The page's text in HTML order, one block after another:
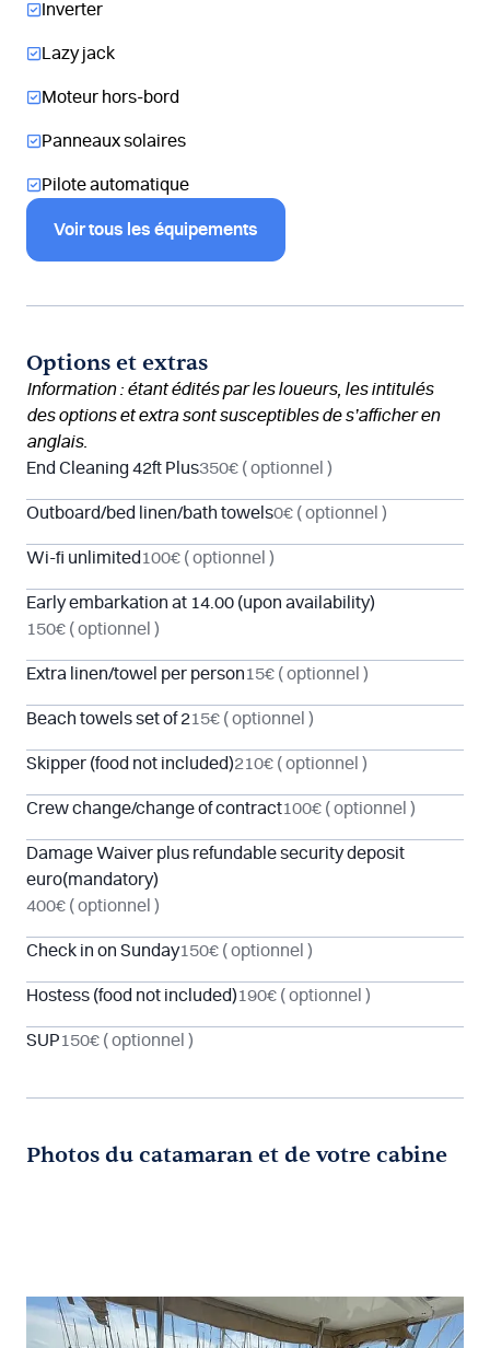
Inverter
Lazy jack
Moteur hors-bord
Panneaux solaires
Pilote automatique
Voir tous les équipements
Options et extras
Information : étant édités par les loueurs, les intitulés
des options et extra sont susceptibles de s’afficher en
anglais.
End Cleaning 42ft Plus350€ ( optionnel )
Outboard/bed linen/bath towels0€ ( optionnel )
Wi-fi unlimited 100€ ( optionnel )
Early embarkation at 14.00 (upon availability)
150€ ( optionnel )
Extra linen/towel per person15€ ( optionnel )
Beach towels set of 215€ ( optionnel )
Skipper (food not included)210€ ( optionnel )
Crew change/change of contract100€ ( optionnel )
Damage Waiver plus refundable security deposit
euro(mandatory)
400€ ( optionnel )
Check in on Sunday150€ ( optionnel )
Hostess (food not included)190€ ( optionnel )
SUP150€ ( optionnel )
Photos du catamaran et de votre cabine